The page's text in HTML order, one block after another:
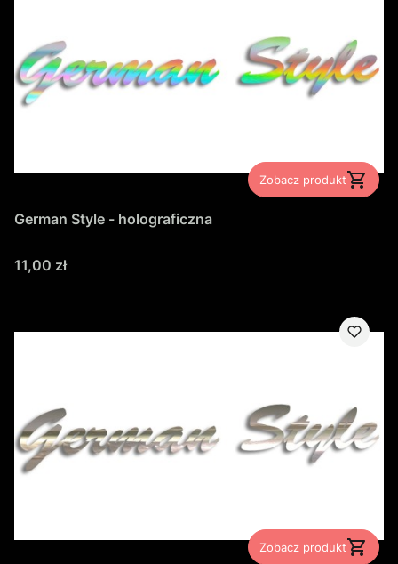
Zobacz produkt
German Style - holograficzna
Cena
11,00 zł
Zobacz produkt